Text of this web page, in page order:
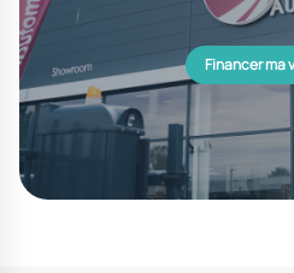
Financer ma